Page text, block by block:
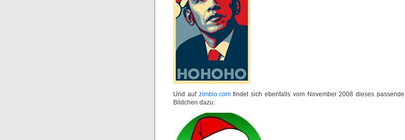
Und auf zimbio.comfindet sich ebenfalls vom November 2008 dieses passende
Bildchen dazu: